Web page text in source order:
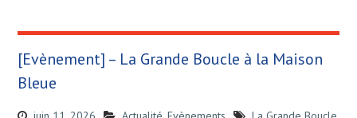
[Evènement] – La Grande Boucle à la Maison
Bleue